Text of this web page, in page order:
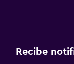
Recibe